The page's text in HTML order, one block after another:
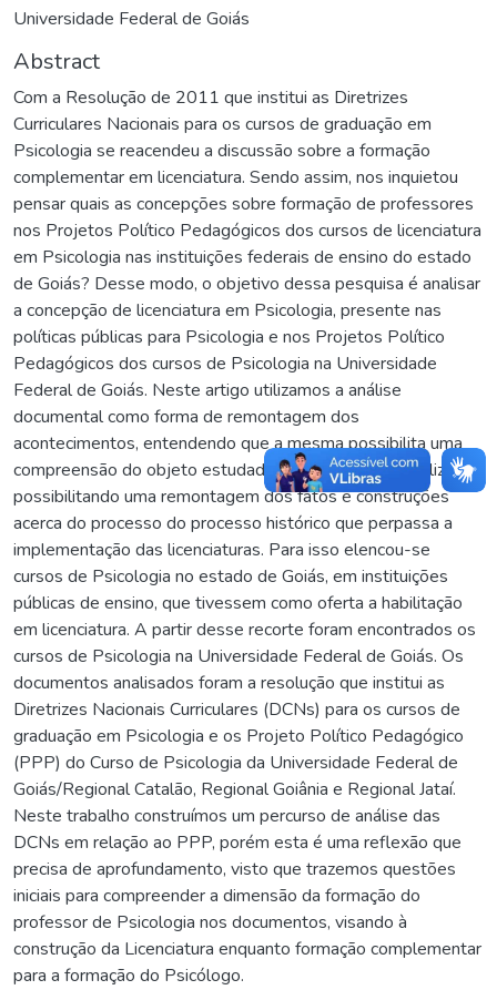
Universidade Federal de Goiás
Abstract
Com a Resolução de 2011 que institui as Diretrizes
Curriculares Nacionais para os cursos de graduação em
Psicologia se reacendeu a discussão sobre a formação
complementar em licenciatura. Sendo assim, nos inquietou
pensar quais as concepções sobre formação de professores
nos Projetos Político Pedagógicos dos cursos de licenciatura
em Psicologia nas instituições federais de ensino do estado
de Goiás? Desse modo, o objetivo dessa pesquisa é analisar
a concepção de licenciatura em Psicologia, presente nas
políticas públicas para Psicologia e nos Projetos Político
Pedagógicos dos cursos de Psicologia na Universidade
Federal de Goiás. Neste artigo utilizamos a análise
documental como forma de remontagem dos
acontecimentos, entendendo que a mesma possibilita uma
compreensão do objeto estudado de forma contextualizada,
possibilitando uma remontagem dos fatos e construções
acerca do processo do processo histórico que perpassa a
implementação das licenciaturas. Para isso elencou-se
cursos de Psicologia no estado de Goiás, em instituições
públicas de ensino, que tivessem como oferta a habilitação
em licenciatura. A partir desse recorte foram encontrados os
cursos de Psicologia na Universidade Federal de Goiás. Os
documentos analisados foram a resolução que institui as
Diretrizes Nacionais Curriculares (DCNs) para os cursos de
graduação em Psicologia e os Projeto Político Pedagógico
(PPP) do Curso de Psicologia da Universidade Federal de
Goiás/Regional Catalão, Regional Goiânia e Regional Jataí.
Neste trabalho construímos um percurso de análise das
DCNs em relação ao PPP, porém esta é uma reflexão que
precisa de aprofundamento, visto que trazemos questões
iniciais para compreender a dimensão da formação do
professor de Psicologia nos documentos, visando à
construção da Licenciatura enquanto formação complementar
para a formação do Psicólogo.